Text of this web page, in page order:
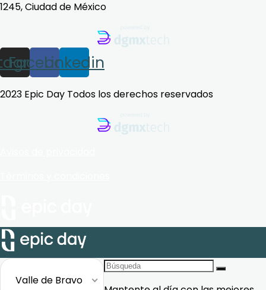
1245, Ciudad de México
Facebook
Linkedin
2023 Epic Day Todos los derechos reservados
Search
Valle de Bravo